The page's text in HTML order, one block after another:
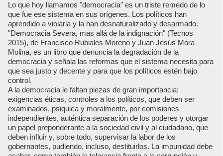
Lo que hoy llamamos "democracia" es un triste remedo de lo
que fue ese sistema en sus orígenes. Los políticos han
aprendido a violarla y la han desnaturalizado y desarmado.
"Democracia Severa, mas allá de la indignación" (Tecnos
2015), de Francisco Rubiales Moreno y Juan Jesús Mora
Molina, es un libro que denuncia la degradación de la
democracia y señala las reformas que el sistema necesita para
que sea justo y decente y para que los políticos estén bajo
control.
A la democracia le faltan piezas de gran importancia:
exigencias éticas, controles a los políticos, que deben ser
examinados, psiquica y moralmente, por comisiones
independientes, auténtica separación de los poderes y otorgar
un papel preponderante a la sociedad civil y al ciudadano, que
deben influir y, sobre todo, supervisar la labor de los
gobernantes, pudiendo, incluso, destituirlos. La impunidad debe